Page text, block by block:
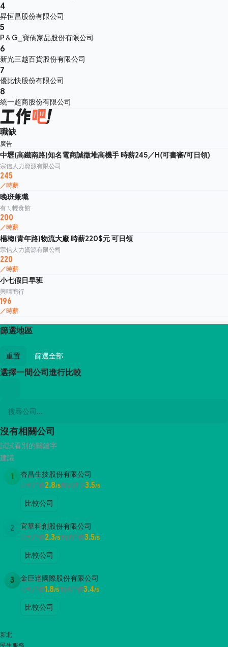
4
昇恒昌股份有限公司
5
P＆G_寶僑家品股份有限公司
6
新光三越百貨股份有限公司
7
優比快股份有限公司
8
統一超商股份有限公司
職缺
廣告
中壢(高鐵南路)知名電商誠徵堆高機手 時薪245／H(可書審/可日領)
宗信人力資源有限公司
245
／時薪
晚班兼職
有ㄟ輕食館
200
／時薪
楊梅(青年路)物流大廠 時薪220$元 可日領
宗信人力資源有限公司
220
／時薪
小七假日早班
興晴商行
196
／時薪
篩選地區
重置 篩選全部
選擇一間公司進行比較
沒有相關公司
試試看別的關鍵字
建議
1 杏昌生技股份有限公司
公司評價2.8/5面試評價3.5/5
比較公司
2 宜華科創股份有限公司
公司評價2.3/5面試評價3.5/5
比較公司
3 金巨達國際股份有限公司
公司評價1.8/5面試評價3.4/5
比較公司
新北
民生服務